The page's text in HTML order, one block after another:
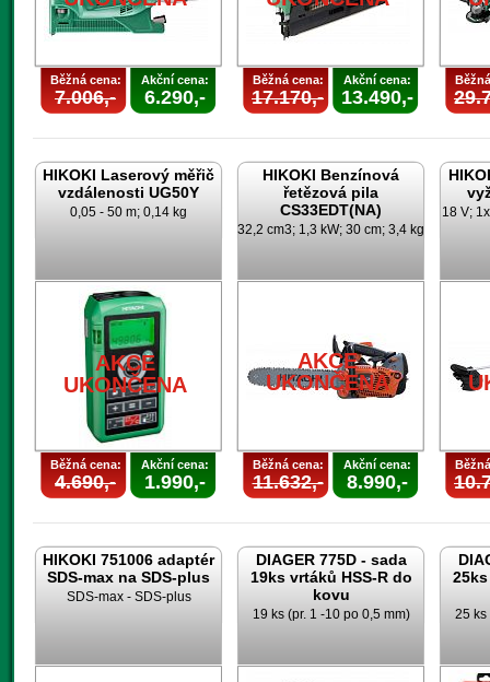
Běžná cena:
7.006,-
Akční cena:
6.290,-
Běžná cena:
17.170,-
Akční cena:
13.490,-
HIKOKI Laserový měřič
vzdálenosti UG50Y
0,05 - 50 m; 0,14 kg
AKCE
UKONČENA
Běžná cena:
4.690,-
Akční cena:
1.990,-
HIKOKI Benzínová
řetězová pila
CS33EDT(NA)
32,2 cm3; 1,3 kW; 30 cm; 3,4 kg
AKCE
UKONČENA
Běžná cena:
11.632,-
Akční cena:
8.990,-
18 V;
HIKOKI 751006 adaptér
SDS-max na SDS-plus
SDS-max - SDS-plus
DIAGER 775D - sada
19ks vrtáků HSS-R do
kovu
19 ks (pr. 1 -10 po 0,5 mm) 25 ks